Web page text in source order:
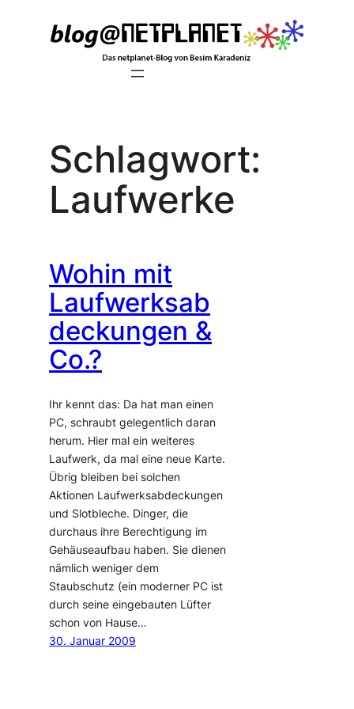
Schlagwort:
Laufwerke
Wohin mit
Laufwerksab
deckungen &
Co.?
Ihr kennt das: Da hat man einen
PC, schraubt gelegentlich daran
herum. Hier mal ein weiteres
Laufwerk, da mal eine neue Karte.
Übrig bleiben bei solchen
Aktionen Laufwerksabdeckungen
und Slotbleche. Dinger, die
durchaus ihre Berechtigung im
Gehäuseaufbau haben. Sie dienen
nämlich weniger dem
Staubschutz (ein moderner PC ist
durch seine eingebauten Lüfter
schon von Hause…
30. Januar 2009